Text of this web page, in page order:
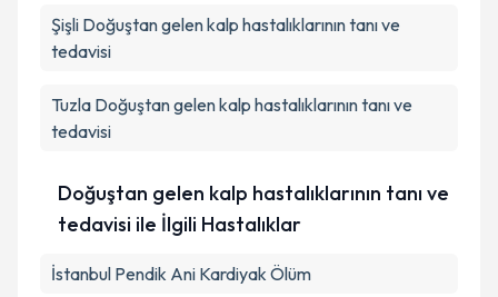
Şişli Doğuştan gelen kalp hastalıklarının tanı ve
tedavisi
Tuzla Doğuştan gelen kalp hastalıklarının tanı ve
tedavisi
Doğuştan gelen kalp hastalıklarının tanı ve
tedavisi ile İlgili Hastalıklar
İstanbul Pendik Ani Kardiyak Ölüm